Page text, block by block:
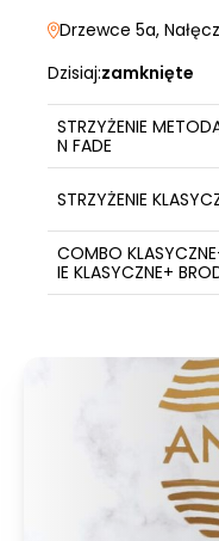
Drzewce 5a,
Dzisiaj:zamknięte
STRZYŻENIE
N FADE
STRZYŻENIE
COMBO
IE KLASYCZNE+